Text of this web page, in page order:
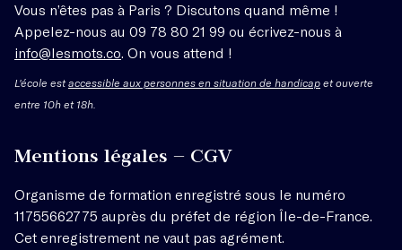
Vous n’êtes pas à Paris ? Discutons quand même !
Appelez-nous au 09 78 80 21 99 ou écrivez-nous à
info@lesmots.co. On vous attend !
L'école estaccessible aux personnes en situation de handicap et ouverte
entre 10h et 18h.
Mentions légales – CGV
Organisme de formation enregistré sous le numéro
11755662775 auprès du préfet de région Île-de-France.
Cet enregistrement ne vaut pas agrément.